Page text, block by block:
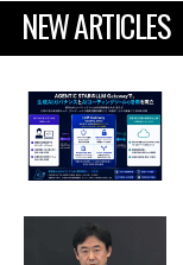
NEW ARTICLES